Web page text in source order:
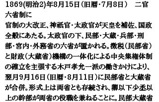
1869(明治2)年8月15日（旧暦・7月8日） 二官
六省制に
官制の大改正、神祇官・太政官が天皇を補佐、国政
全般にあたる。太政官の下、民部・大蔵・兵部・刑
部・宮内・外務省の六省が置かれる。徴税（民部省）
と財政（大蔵省）機構の一体化による中央集権体制
の確立を主張する木戸孝允一派の働きかけにより、
翌月9月16日（旧暦・8月11日）に民部省と大蔵省
が合併。形式上は両省とも存続され、卿以下少丞以
上の幹部が両省の役職を兼ねることに。 民部大蔵省